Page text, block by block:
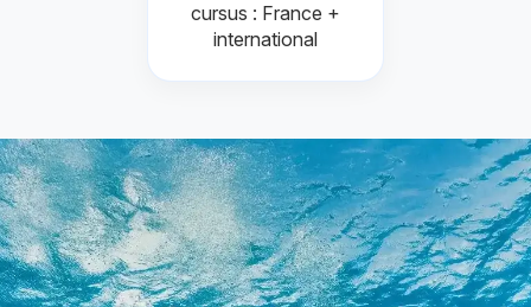
cursus : France +
international